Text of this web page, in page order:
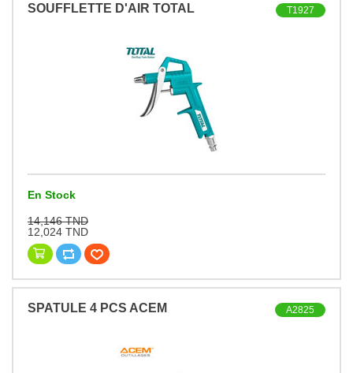
SOUFFLETTE D'AIR TOTAL T1927
En Stock
14,146 TND
12,024 TND
SPATULE 4 PCS ACEM A2825